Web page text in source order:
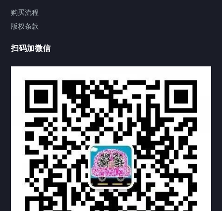
视频中心
热门标签 TAG
机构链接
联系方式 关于我们
下载与支持
资料下载 视频中心
常见问题
购买流程 版权条款
购买流程
版权条款
扫码加微信